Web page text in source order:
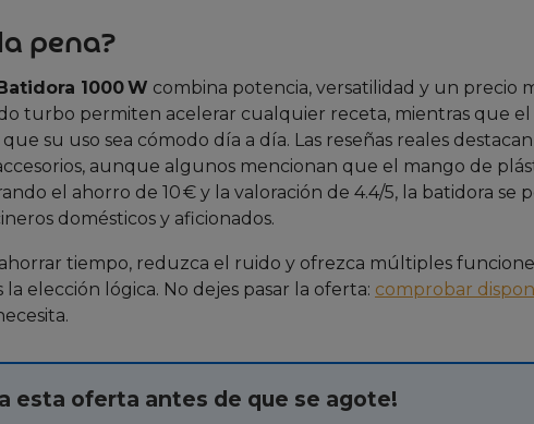
pena?
1000 W combina potencia, versatilidad y un precio
turbo permiten acelerar cualquier receta, mientras que
su uso sea cómodo día a día. Las reseñas reales
aunque algunos mencionan que el mango de
el ahorro de 10 € y la valoración de 4.4/5, la batidora se
domésticos y aficionados.
tiempo, reduzca el ruido y ofrezca múltiples
elección lógica. No dejes pasar la oferta: comprobar
esta oferta antes de que se agote!